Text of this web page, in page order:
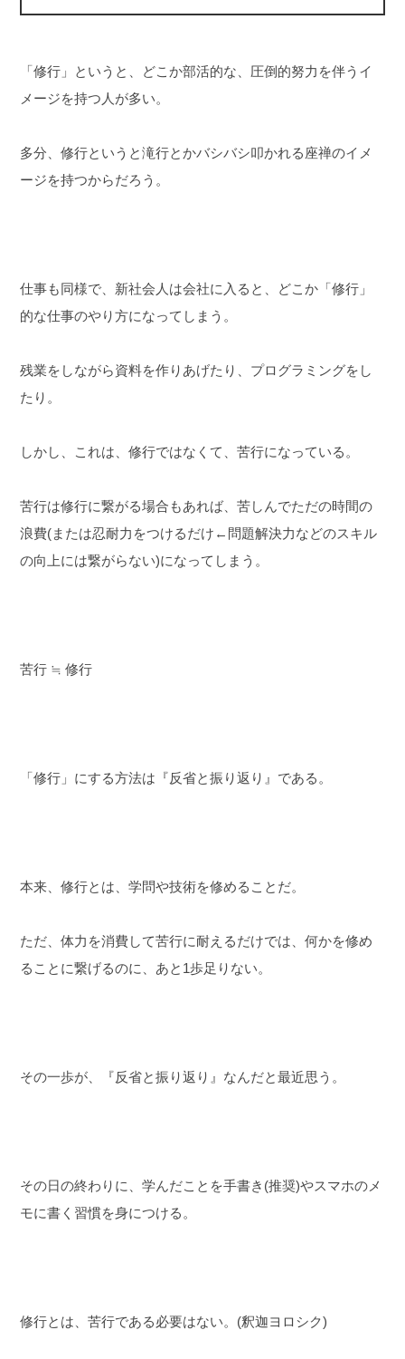
「修行」というと、どこか部活的な、圧倒的努力を伴うイ
メージを持つ人が多い。
多分、修行というと滝行とかバシバシ叩かれる座禅のイメ
ージを持つからだろう。
仕事も同様で、新社会人は会社に入ると、どこか「修行」
的な仕事のやり方になってしまう。
残業をしながら資料を作りあげたり、プログラミングをし
たり。
しかし、これは、修行ではなくて、苦行になっている。
苦行は修行に繋がる場合もあれば、苦しんでただの時間の
浪費(または忍耐力をつけるだけ←問題解決力などのスキル
の向上には繋がらない)になってしまう。
苦行 ≒ 修行
「修行」にする方法は『反省と振り返り』である。
本来、修行とは、学問や技術を修めることだ。
ただ、体力を消費して苦行に耐えるだけでは、何かを修め
ることに繋げるのに、あと1歩足りない。
その一歩が、『反省と振り返り』なんだと最近思う。
その日の終わりに、学んだことを手書き(推奨)やスマホのメ
モに書く習慣を身につける。
修行とは、苦行である必要はない。(釈迦ヨロシク)